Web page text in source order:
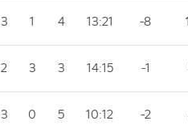
3 1 4 13:21 -8
2 3 3 14:15 -1
3 0 5 10:12 -2